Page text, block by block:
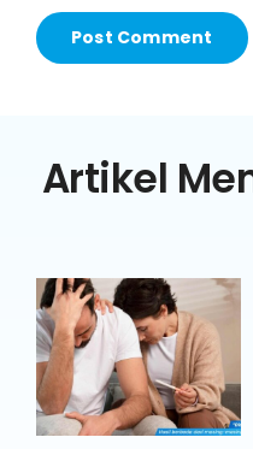
Artikel